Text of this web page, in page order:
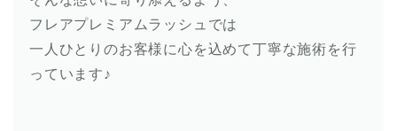
フレアプレミアムラッシュでは
一人ひとりのお客様に心を込めて丁寧な施術を行
っています♪